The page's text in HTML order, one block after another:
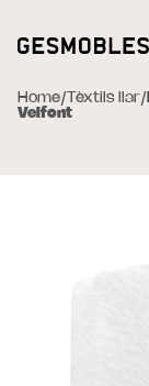
Home/ Tèxtils llar/
Velfont